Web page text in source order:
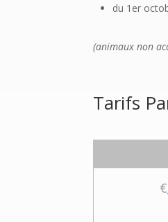
du 1er
(animaux non
Tarifs
€